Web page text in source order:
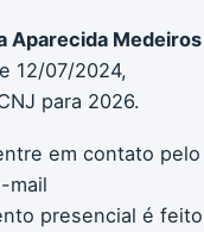
Aparecida Medeiros
12/07/2024,
para 2026.
em contato pelo
mail
presencial é feito